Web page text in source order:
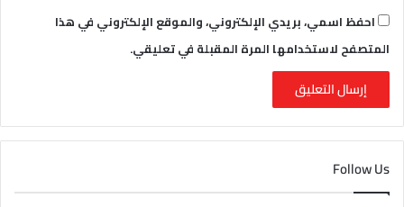
احفظ اسمي، بريدي الإلكتروني، والموقع الإلكتروني في هذا
المتصفح لاستخدامها المرة المقبلة في تعليقي.
Follow Us